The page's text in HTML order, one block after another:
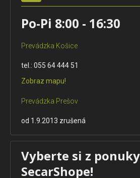
Po-Pi 8:00 - 16:30
Prevádzka Košice
tel.: 055 64 444 51
Zobraz mapu!
Prevádzka Prešov
od 1.9.2013 zrušená
Vyberte si z
SecarShope!